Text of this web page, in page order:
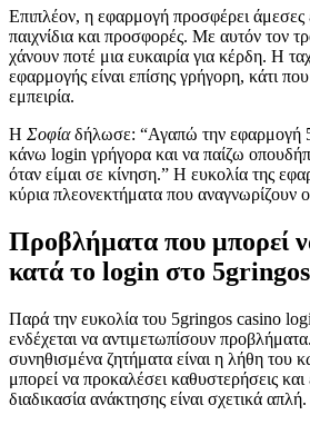
Επιπλέον, η εφαρμογή προσφέρει άμεσες
παιχνίδια και προσφορές. Με αυτόν τον
χάνουν ποτέ μια ευκαιρία για κέρδη. Η
εφαρμογής είναι επίσης γρήγορη, κάτι
εμπειρία.
Η Σοφίαδήλωσε: “Αγαπώ την
κάνω login γρήγορα και να παίζω
όταν είμαι σε κίνηση.” Η ευκολία της
κύρια πλεονεκτήματα που αναγνωρίζουν
Προβλήματα που μπορεί
κατά το login στο 5gringos
Παρά την ευκολία του 5gringos casino
ενδέχεται να αντιμετωπίσουν
συνηθισμένα ζητήματα είναι η λήθη του
μπορεί να προκαλέσει καθυστερήσεις
διαδικασία ανάκτησης είναι σχετικά απλή.